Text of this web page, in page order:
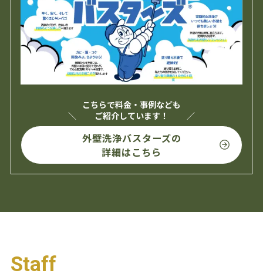
こちらで料金・事例なども
ご紹介しています！
外壁洗浄バスターズの
詳細はこちら
Staff